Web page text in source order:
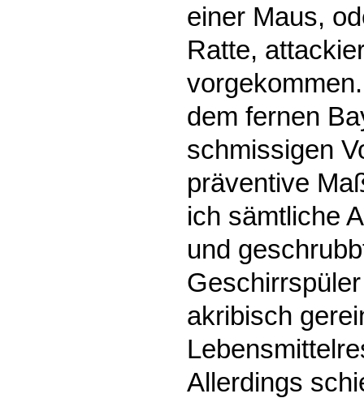
einer Maus,
Ratte,
dem fernen
schmissigen
präventive
ich sämtliche
und
akribisch
Allerdings